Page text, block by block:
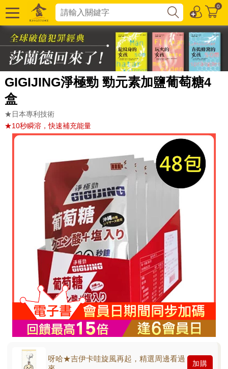
0
GIGIJING淨極勁 勁元素加鹽葡萄糖4
盒
★日本專利技術
★10秒瞬溶，快速補充能量
呀哈★吉伊卡哇旋風再起，精選周邊看過
加購